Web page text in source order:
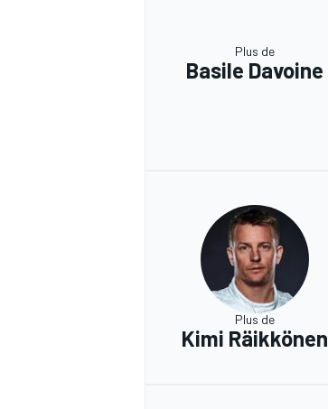
Plus de
Basile Davoine
Plus de
Kimi Räikkönen